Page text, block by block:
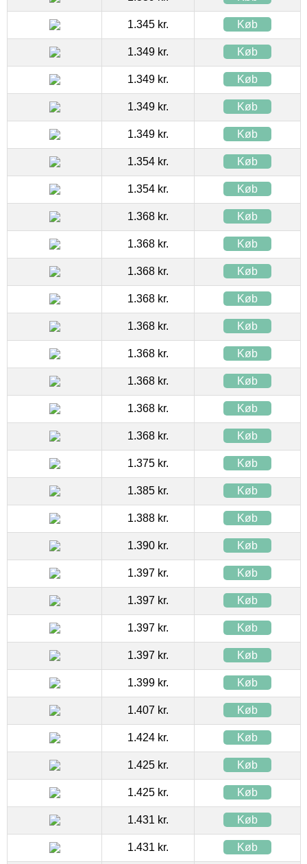
1.345 kr. Køb
1.349 kr. Køb
1.349 kr. Køb
1.349 kr. Køb
1.349 kr. Køb
1.354 kr. Køb
1.354 kr. Køb
1.368 kr. Køb
1.368 kr. Køb
1.368 kr. Køb
1.368 kr. Køb
1.368 kr. Køb
1.368 kr. Køb
1.368 kr. Køb
1.368 kr. Køb
1.368 kr. Køb
1.375 kr. Køb
1.385 kr. Køb
1.388 kr. Køb
1.390 kr. Køb
1.397 kr. Køb
1.397 kr. Køb
1.397 kr. Køb
1.397 kr. Køb
1.399 kr. Køb
1.407 kr. Køb
1.424 kr. Køb
1.425 kr. Køb
1.425 kr. Køb
1.431 kr. Køb
1.431 kr. Køb